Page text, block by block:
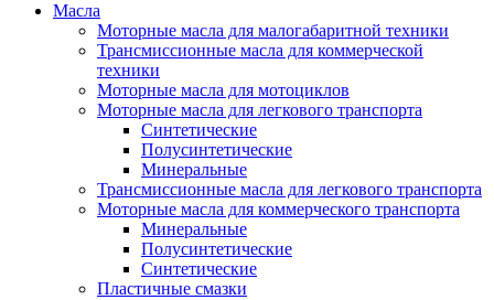
Масла
Моторные масла для малогабаритной техники
Трансмиссионные масла для коммерческой
техники
Моторные масла для мотоциклов
Моторные масла для легкового транспорта
Синтетические
Полусинтетические
Минеральные
Трансмиссионные масла для легкового транспорта
Моторные масла для коммерческого транспорта
Минеральные
Полусинтетические
Синтетические
Пластичные смазки